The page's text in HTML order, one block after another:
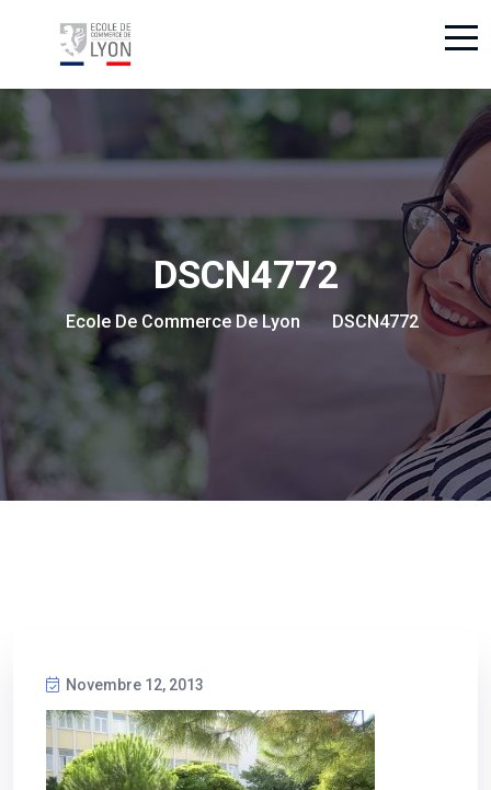
DSCN4772
Ecole De Commerce De Lyon DSCN4772
Novembre 12, 2013